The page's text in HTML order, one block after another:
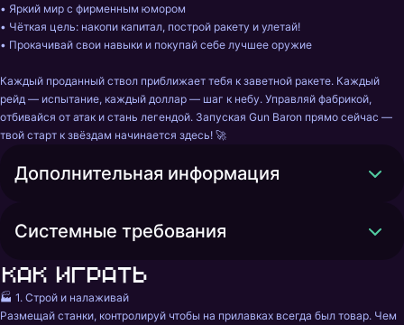
• Яркий мир с фирменным юмором
• Чёткая цель: накопи капитал, построй ракету и улетай!
• Прокачивай свои навыки и покупай себе лучшее оружие
Каждый проданный ствол приближает тебя к заветной ракете. Каждый
рейд — испытание, каждый доллар — шаг к небу. Управляй фабрикой,
отбивайся от атак и стань легендой. Запуская Gun Baron прямо сейчас —
твой старт к звёздам начинается здесь! 🚀
Дополнительная информация
Системные требования
Как играть
🏭 1. Строй и налаживай
Размещай станки, контролируй чтобы на прилавках всегда был товар. Чем